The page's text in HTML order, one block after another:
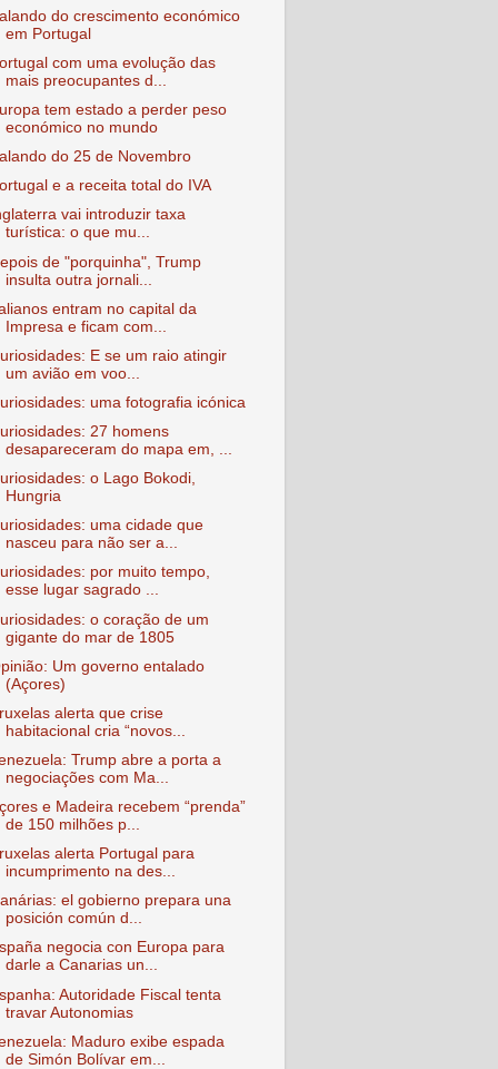
do crescimento económico
em Portugal
com uma evolução das
mais preocupantes d...
tem estado a perder peso
económico no mundo
do 25 de Novembro
e a receita total do IVA
vai introduzir taxa
turística: o que mu...
de "porquinha", Trump
insulta outra jornali...
entram no capital da
Impresa e ficam com...
E se um raio atingir
um avião em voo...
uma fotografia icónica
27 homens
desapareceram do mapa em, ...
o Lago Bokodi,
Hungria
uma cidade que
nasceu para não ser a...
por muito tempo,
esse lugar sagrado ...
o coração de um
gigante do mar de 1805
Um governo entalado
(Açores)
alerta que crise
habitacional cria “novos...
Trump abre a porta a
negociações com Ma...
e Madeira recebem “prenda”
de 150 milhões p...
alerta Portugal para
incumprimento na des...
el gobierno prepara una
posición común d...
negocia con Europa para
darle a Canarias un...
Autoridade Fiscal tenta
travar Autonomias
Maduro exibe espada
de Simón Bolívar em...